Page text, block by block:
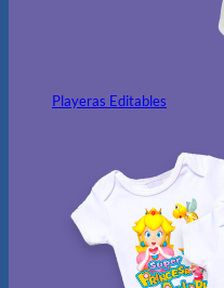
Playeras Editables